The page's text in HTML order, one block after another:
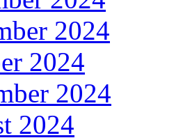
2024
2024
2024
2024